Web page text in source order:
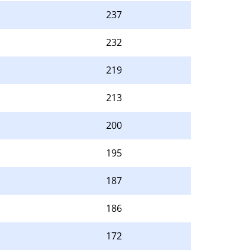
237
232
219
213
200
195
187
186
172